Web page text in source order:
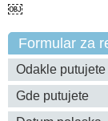
￼
Formular za